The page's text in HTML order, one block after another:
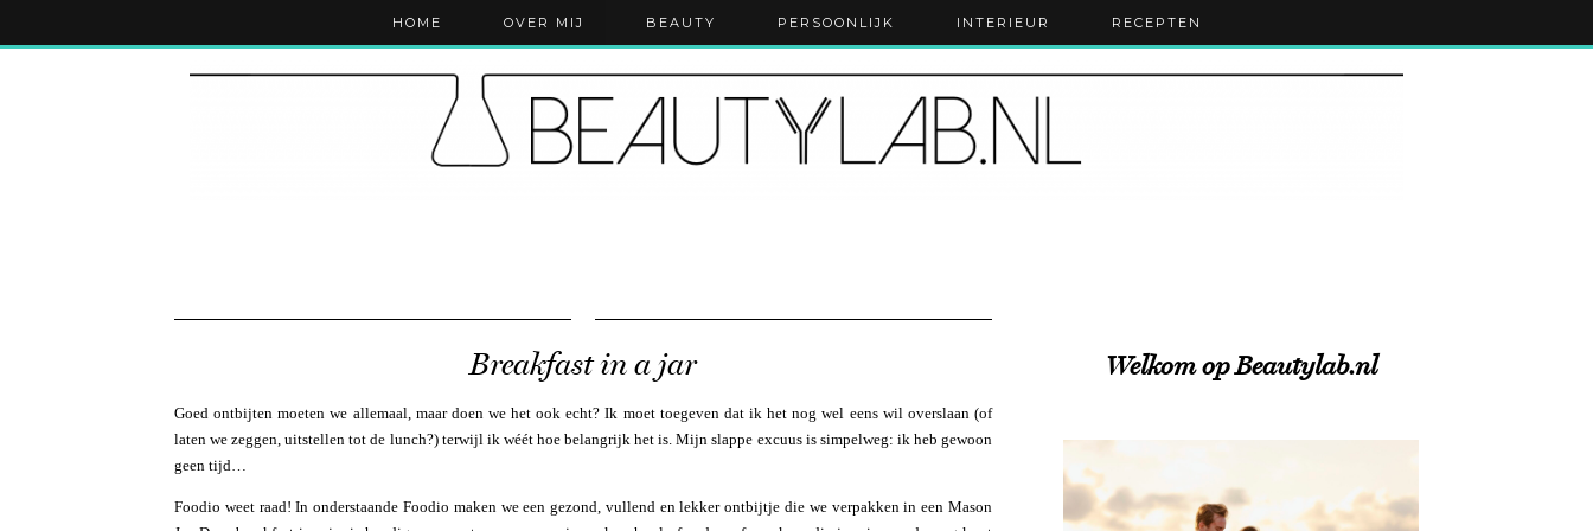
HOME OVER MIJ BEAUTY PERSOONLIJK INTERIEUR RECEPTEN
Breakfast in a jar
Goed ontbijten moeten we allemaal, maar doen we het ook echt? Ik moet toegeven dat ik het nog wel eens wil overslaan (of
laten we zeggen, uitstellen tot de lunch?) terwijl ik wéét hoe belangrijk het is. Mijn slappe excuus is simpelweg: ik heb gewoon
geen tijd…
Foodio weet raad! In onderstaande Foodio maken we een gezond, vullend en lekker ontbijtje die we verpakken in een Mason
Welkom op Beautylab.nl